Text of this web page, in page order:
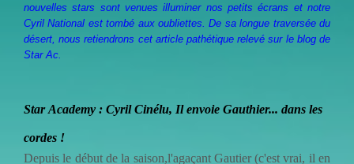
nouvelles stars sont venues illuminer nos petits écrans et notre
Cyril National est tombé aux oubliettes. De sa longue traversée du
désert, nous retiendrons cet article pathétique relevé sur le blog de
Star Ac.
Star Academy : Cyril Cinélu, Il envoie Gauthier... dans les
cordes !
Depuis le début de la saison,l'agaçant Gautier (c'est vrai, il en